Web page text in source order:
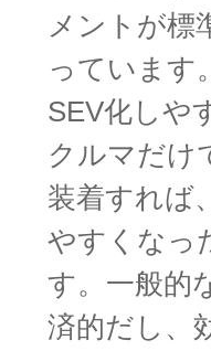
メントが標
っています
SEV化しや
クルマだけ
装着すれば
やすくなっ
す。一般的
済的だし、